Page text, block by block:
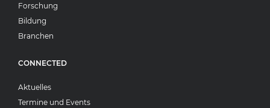
Forschung
Bildung
Branchen
CONNECTED
Aktuelles
Termine und Events